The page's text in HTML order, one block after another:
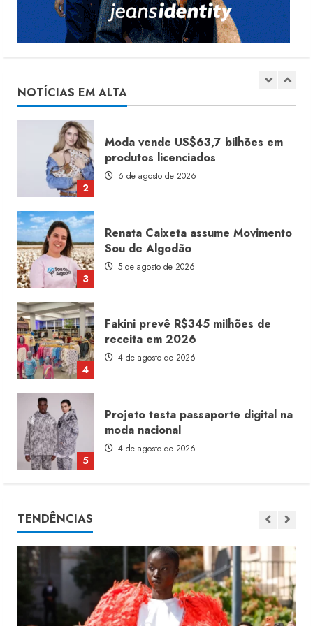
NOTÍCIAS EM ALTA
5
1
7 de agosto de 2026
2
Moda vende US$63,7 bilhões em
produtos licenciados
6 de agosto de 2026
3
Renata Caixeta assume Movimento
Sou de Algodão
5 de agosto de 2026
4
Fakini prevê R$345 milhões de
receita em 2026
4 de agosto de 2026
5
Projeto testa passaporte digital na
moda nacional
4 de agosto de 2026
1
Moda vende US$63,7 bilhões em
produtos licenciados
TENDÊNCIAS